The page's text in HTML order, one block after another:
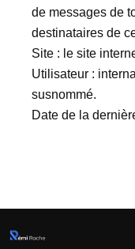
de messages de
destinataires de
Site : le site
Utilisateur :
susnommé.
Date de la